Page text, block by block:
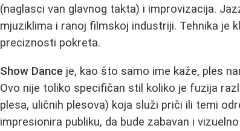
(naglasci van glavnog takta) i improvizacija.
mjuziklima i ranoj filmskoj industriji. Tehnika je
preciznosti pokreta.
Show Dance je, kao što samo ime kaže, ples
Ovo nije toliko specifičan stil koliko je fuzija
plesa, uličnih plesova) koja služi priči ili temi
impresionira publiku, da bude zabavan i